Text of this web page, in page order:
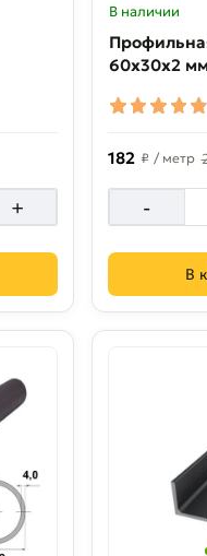
+
В наличии
60х30х2
182 ₽ / метр
-
В